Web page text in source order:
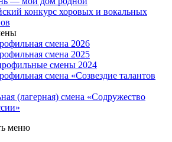
конкурс хоровых и вокальных
смена 2026
смена 2025
смены 2024
смена «Созвездие талантов
(лагерная) смена «Содружество
меню